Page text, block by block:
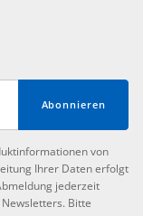
Abonnieren
von
Ihrer Daten erfolgt
jederzeit
Bitte